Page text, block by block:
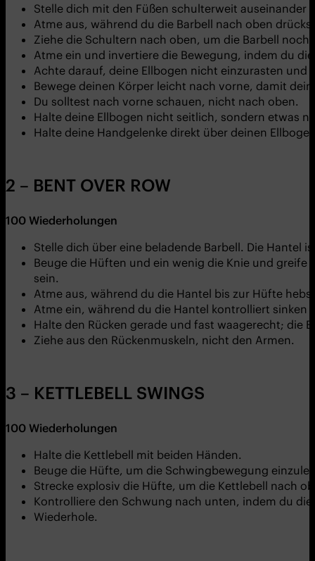
Stelle dich mit den Füßen schulterweit auseinander
Atme aus, während du die Barbell nach oben
Ziehe die Schultern nach oben, um die Barbell noch
Atme ein und invertiere die Bewegung, indem du
Achte darauf, deine Ellbogen nicht einzurasten
Bewege deinen Körper leicht nach vorne, damit
Du solltest nach vorne schauen, nicht nach oben.
Halte deine Ellbogen nicht seitlich, sondern etwas
Halte deine Handgelenke direkt über deinen
2 – BENT OVER ROW
100 Wiederholungen
Stelle dich über eine beladende Barbell. Die Hantel
Beuge die Hüften und ein wenig die Knie und
sein.
Atme aus, während du die Hantel bis zur Hüfte
Atme ein, während du die Hantel kontrolliert sinken
Halte den Rücken gerade und fast waagerecht; die
Ziehe aus den Rückenmuskeln, nicht den Armen.
3 – KETTLEBELL SWINGS
100 Wiederholungen
Halte die Kettlebell mit beiden Händen.
Beuge die Hüfte, um die Schwingbewegung
Strecke explosiv die Hüfte, um die Kettlebell nach
Kontrolliere den Schwung nach unten, indem du
Wiederhole.